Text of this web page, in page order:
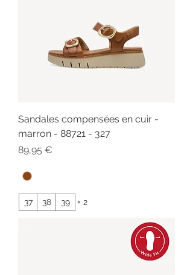
Sandales compensées en cuir -
marron - 88721 - 327
Prix
89,95 €
37 38 39 + 2